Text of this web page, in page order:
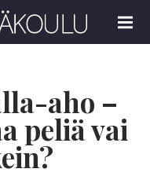
MENU
aho –
peliä vai